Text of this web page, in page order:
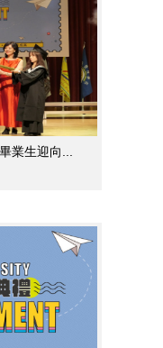
業生迎向...